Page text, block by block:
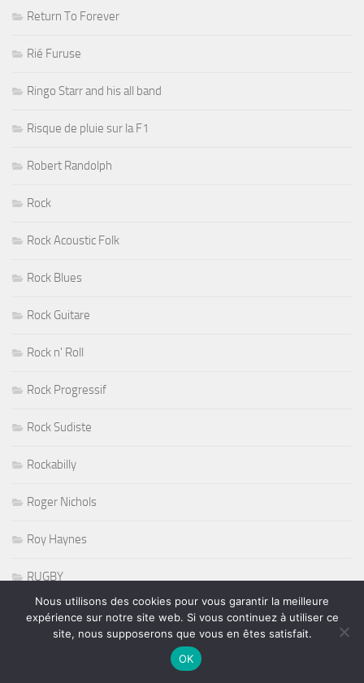
Return To Forever
Rié Furuse
Ringo Starr and his all band
Risque de pluie sur la F1
Robert Randolph
Rock
Rock Acoustic Folk
Rock Blues
Rock Guitare
Rock n' Roll
Rock Progressif
Rock Sudiste
Rockabilly
Roger Nichols
Roy Haynes
RUGBY
Salon de l'Agriculture 2011
Nous utilisons des cookies pour vous garantir la meilleure
expérience sur notre site web. Si vous continuez à utiliser ce
site, nous supposerons que vous en êtes satisfait.
OK